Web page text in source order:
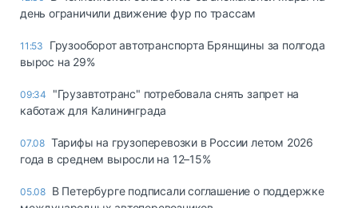
день ограничили движение фур по трассам
11:53
Грузооборот автотранспорта Брянщины за полгода
вырос на 29%
09:34
"Грузавтотранс" потребовала снять запрет на
каботаж для Калининграда
07.08 Тарифы на грузоперевозки в России летом 2026
года в среднем выросли на 12–15%
05.08 В Петербурге подписали соглашение о поддержке